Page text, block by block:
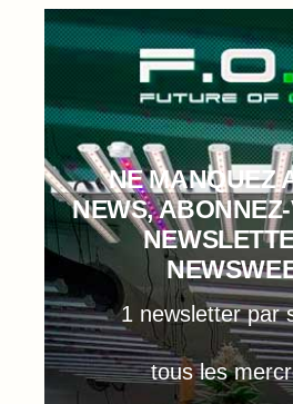
NE MANQUEZ
NEWS,
1 newsletter par
tous les